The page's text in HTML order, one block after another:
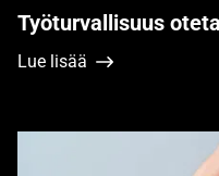
Työturvallisuus
Lue lisää